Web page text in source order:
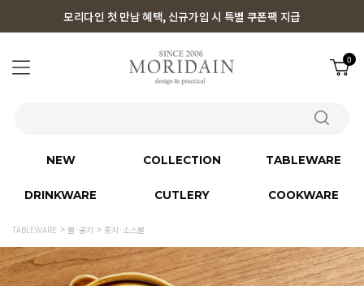
모리다인 첫 만남 혜택, 신규가입 시 특별 쿠폰팩 지급
0
NEW COLLECTION TABLEWARE
DRINKWARE CUTLERY COOKWARE
TABLEWARE 볼·공기 종지·소스볼